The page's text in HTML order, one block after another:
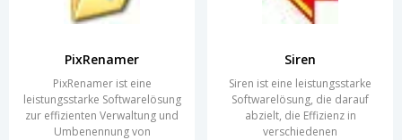
PixRenamer
PixRenamer ist eine
leistungsstarke Softwarelösung
zur effizienten Verwaltung und
Umbenennung von
Siren
Siren ist eine leistungsstarke
Softwarelösung, die darauf
abzielt, die Effizienz in
verschiedenen